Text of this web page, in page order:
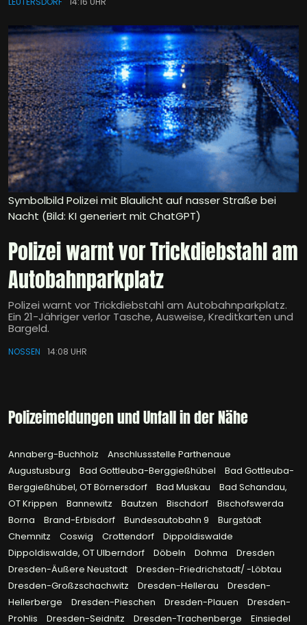
Symbolbild Polizei mit Blaulicht auf nasser Straße bei
Nacht (Bild: KI generiert mit ChatGPT)
Polizei warnt vor Trickdiebstahl am
Autobahnparkplatz
Polizei warnt vor Trickdiebstahl am Autobahnparkplatz.
Ein 21-Jähriger verlor Tasche, Ausweise, Kreditkarten und
Bargeld.
NOSSEN 14:08 UHR
Polizeimeldungen und Unfall in der Nähe
Annaberg-Buchholz
Anschlussstelle Parthenaue
Augustusburg
Bad Gottleuba-Berggießhübel
Bad Gottleuba-
Berggießhübel, OT Börnersdorf
Bad Muskau
Bad Schandau,
OT Krippen
Bannewitz Bautzen Bischdorf
Bischofswerda
Borna
Brand-Erbisdorf Bundesautobahn 9
Burgstädt
Chemnitz
Coswig Crottendorf
Dippoldiswalde
Dippoldiswalde, OT Ulberndorf
Döbeln Dohma
Dresden
Dresden-Äußere Neustadt
Dresden-Friedrichstadt/ -Löbtau
Dresden-Großzschachwitz
Dresden-Hellerau
Dresden-
Hellerberge
Dresden-Pieschen Dresden-Plauen
Dresden-
Prohlis
Dresden-Seidnitz Dresden-Trachenberge
Einsiedel